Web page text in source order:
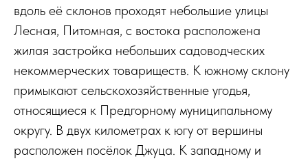
вдоль её склонов проходят небольшие улицы
Лесная, Питомная, с востока расположена
жилая застройка небольших садоводческих
некоммерческих товариществ. К южному склону
примыкают сельскохозяйственные угодья,
относящиеся к Предгорному муниципальному
округу. В двух километрах к югу от вершины
расположен посёлок Джуца. К западному и